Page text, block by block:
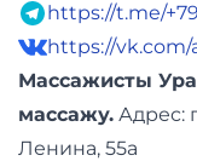
https://t.me/
https://vk.com/
Массажисты
массажу. Адреc:
Ленина, 55а